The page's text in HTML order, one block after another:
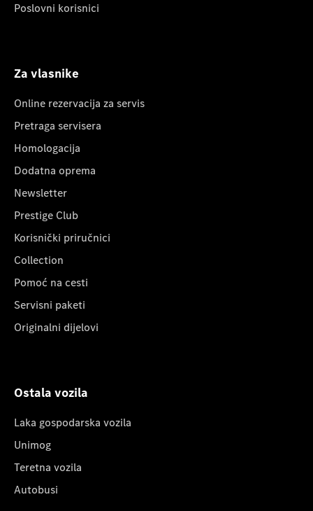
Poslovni korisnici
Za vlasnike
Online rezervacija za servis
Pretraga servisera
Homologacija
Dodatna oprema
Newsletter
Prestige Club
Korisnički priručnici
Collection
Pomoć na cesti
Servisni paketi
Originalni dijelovi
Ostala vozila
Laka gospodarska vozila
Unimog
Teretna vozila
Autobusi